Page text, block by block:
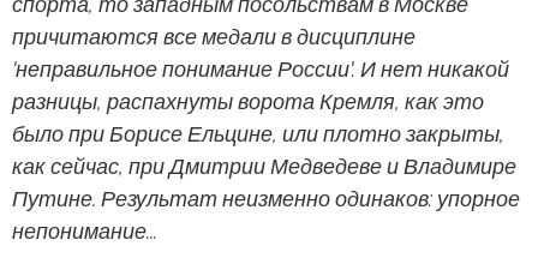
причитаются все медали в дисциплине
'неправильное понимание России'. И нет никакой
разницы, распахнуты ворота Кремля, как это
было при Борисе Ельцине, или плотно закрыты,
как сейчас, при Дмитрии Медведеве и Владимире
Путине. Результат неизменно одинаков: упорное
непонимание...